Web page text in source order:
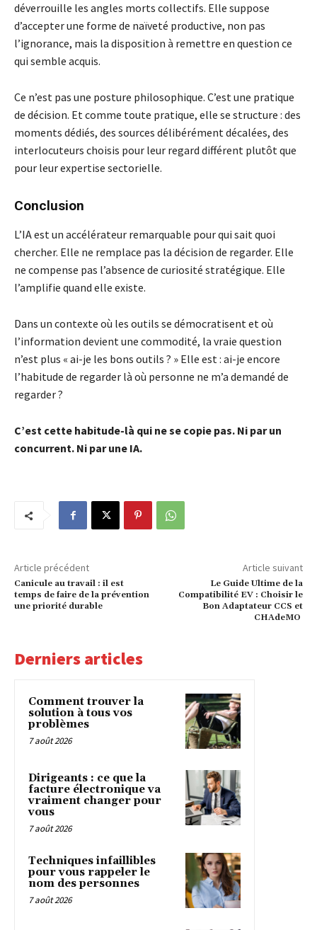
déverrouille les angles morts collectifs. Elle suppose
d’accepter une forme de naïveté productive, non pas
l’ignorance, mais la disposition à remettre en question ce
qui semble acquis.
Ce n’est pas une posture philosophique. C’est une pratique
de décision. Et comme toute pratique, elle se structure : des
moments dédiés, des sources délibérément décalées, des
interlocuteurs choisis pour leur regard différent plutôt que
pour leur expertise sectorielle.
Conclusion
L’IA est un accélérateur remarquable pour qui sait quoi
chercher. Elle ne remplace pas la décision de regarder. Elle
ne compense pas l’absence de curiosité stratégique. Elle
l’amplifie quand elle existe.
Dans un contexte où les outils se démocratisent et où
l’information devient une commodité, la vraie question
n’est plus « ai-je les bons outils ? » Elle est : ai-je encore
l’habitude de regarder là où personne ne m’a demandé de
regarder ?
C’est cette habitude-là qui ne se copie pas. Ni par un
concurrent. Ni par une IA.
Article précédent
Canicule au travail : il est
temps de faire de la prévention
une priorité durable
Article suivant
Le Guide Ultime de la
Compatibilité EV : Choisir le
Bon Adaptateur CCS et
CHAdeMO
Derniers articles
Comment trouver la
solution à tous vos
problèmes
7 août 2026
Dirigeants : ce que la
facture électronique va
vraiment changer pour
vous
7 août 2026
Techniques infaillibles
pour vous rappeler le
nom des personnes
7 août 2026